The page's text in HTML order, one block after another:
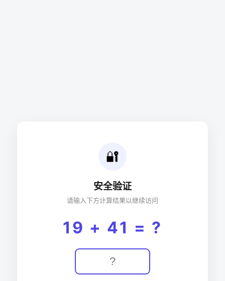
🔐
安全验证
请输入下方计算结果以继续访问
19 + 41 = ?